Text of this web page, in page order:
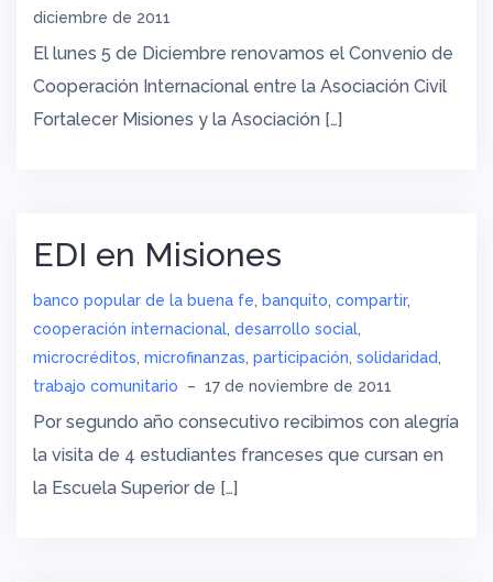
diciembre de 2011
El lunes 5 de Diciembre renovamos el Convenio de
Cooperación Internacional entre la Asociación Civil
Fortalecer Misiones y la Asociación […]
EDI en Misiones
banco popular de la buena fe, banquito, compartir,
cooperación internacional, desarrollo social,
microcréditos, microfinanzas, participación, solidaridad,
trabajo comunitario
– 17 de noviembre de 2011
Por segundo año consecutivo recibimos con alegría
la visita de 4 estudiantes franceses que cursan en
la Escuela Superior de […]